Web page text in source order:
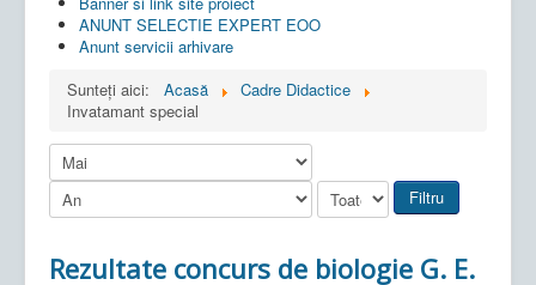
ANUNT SELECTIE EXPERT EOO
Anunt servicii arhivare
Sunteți aici:
Acasă
Cadre Didactice
Invatamant special
Filtru
Rezultate concurs de biologie G. E.